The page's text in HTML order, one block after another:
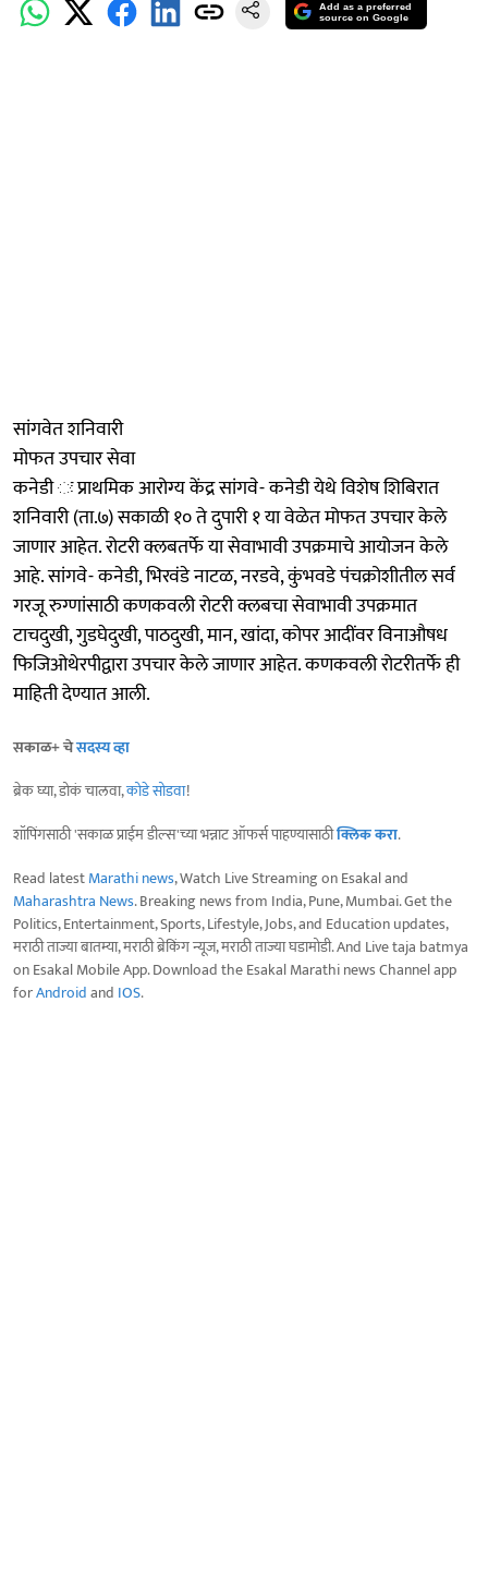
Add as a preferred
source on Google
सांगवेत शनिवारी
मोफत उपचार सेवा
कनेडी ः प्राथमिक आरोग्य केंद्र सांगवे- कनेडी येथे विशेष शिबिरात
शनिवारी (ता.७) सकाळी १० ते दुपारी १ या वेळेत मोफत उपचार केले
जाणार आहेत. रोटरी क्लबतर्फे या सेवाभावी उपक्रमाचे आयोजन केले
आहे. सांगवे- कनेडी, भिरवंडे नाटळ, नरडवे, कुंभवडे पंचक्रोशीतील सर्व
गरजू रुग्णांसाठी कणकवली रोटरी क्लबचा सेवाभावी उपक्रमात
टाचदुखी, गुडघेदुखी, पाठदुखी, मान, खांदा, कोपर आदींवर विनाऔषध
फिजिओथेरपीद्वारा उपचार केले जाणार आहेत. कणकवली रोटरीतर्फे ही
माहिती देण्यात आली.
सकाळ+ चेसदस्य व्हा
ब्रेक घ्या, डोकं चालवा,कोडे सोडवा!
शॉपिंगसाठी 'सकाळ प्राईम डील्स'च्या भन्नाट ऑफर्स पाहण्यासाठीक्लिक करा.
Read latestMarathi news, Watch Live Streaming on Esakal and
Maharashtra News. Breaking news from India, Pune, Mumbai. Get the
Politics, Entertainment, Sports, Lifestyle, Jobs, and Education updates,
मराठी ताज्या बातम्या, मराठी ब्रेकिंग न्यूज, मराठी ताज्या घडामोडी. And Live taja batmya
on Esakal Mobile App. Download the Esakal Marathi news Channel app
forAndroidand IOS.